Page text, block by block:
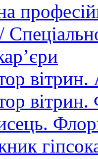
вітрин.
вітрин.